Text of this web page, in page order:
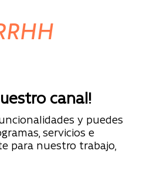
canal!
y puedes
servicios e
para nuestro trabajo,